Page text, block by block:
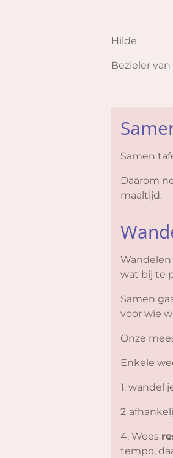
Hilde
Bezieler
Samen
Daarom
maaltijd.
wat bij te
Samen
voor wie
Onze
Enkele
1. wandel
2
4. Wees
tempo,